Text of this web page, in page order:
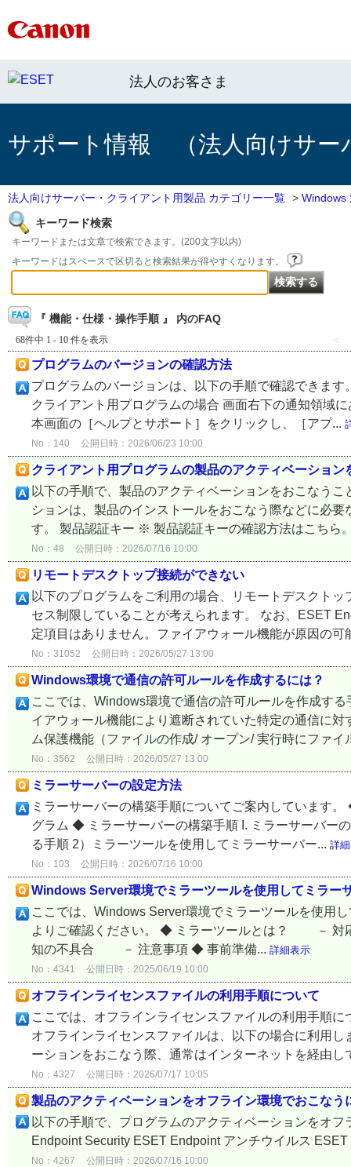
法人のお客さま
サポート情報 （法人向けサー
法人向けサーバー・クライアント用製品 カテゴリー一覧 > Windows
キーワード検索
キーワードまたは文章で検索できます。(200文字以内)
キーワードはスペースで区切ると検索結果が得やすくなります。
『 機能・仕様・操作手順 』 内のFAQ
68件中 1 - 10 件を表示 ≪
プログラムのバージョンの確認方法
プログラムのバージョンは、以下の手順で確認できま
クライアント用プログラムの場合 画面右下の通知領域
本画面の［ヘルプとサポート］をクリックし、［アプ...
No：140 公開日時：2026/06/23 10:00
クライアント用プログラムの製品のアクティベーション
以下の手順で、製品のアクティベーションをおこなう
ションは、製品のインストールをおこなう際などに必
す。 製品認証キー ※ 製品認証キーの確認方法はこちら
No：48 公開日時：2026/07/16 10:00
リモートデスクトップ接続ができない
以下のプログラムをご利用の場合、リモートデスクト
セス制限していることが考えられます。 なお、ESET
定項目はありません。ファイアウォール機能が原因の可
No：31052 公開日時：2026/05/27 13:00
Windows環境で通信の許可ルールを作成するには？
ここでは、Windows環境で通信の許可ルールを作成す
イアウォール機能により遮断されていた特定の通信に
ム保護機能（ファイルの作成/ オープン/ 実行時にファ
No：3562 公開日時：2026/05/27 13:00
ミラーサーバーの設定方法
ミラーサーバーの構築手順についてご案内しています
グラム ◆ ミラーサーバーの構築手順 I. ミラーサーバー
る手順 2）ミラーツールを使用してミラーサーバー... 詳
No：103 公開日時：2026/07/16 10:00
Windows Server環境でミラーツールを使用してミラー
ここでは、Windows Server環境でミラーツールを使用
よりご確認ください。 ◆ ミラーツールとは？ －
知の不具合 － 注意事項 ◆ 事前準備... 詳細表示
No：4341 公開日時：2025/06/19 10:00
オフラインライセンスファイルの利用手順について
ここでは、オフラインライセンスファイルの利用手順
オフラインライセンスファイルは、以下の場合に利用
ーションをおこなう際、通常はインターネットを経由し
No：4327 公開日時：2026/07/17 10:05
製品のアクティベーションをオフライン環境でおこなう
以下の手順で、プログラムのアクティベーションをオ
Endpoint Security ESET Endpoint アンチウイルス
No：4267 公開日時：2026/07/16 10:00